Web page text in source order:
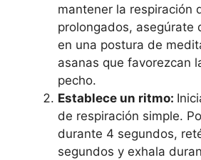
mantener la respiración
prolongados, asegúrate
en una postura de
asanas que favorezcan
pecho.
Establece un ritmo:
de respiración simple.
durante 4 segundos,
segundos y exhala